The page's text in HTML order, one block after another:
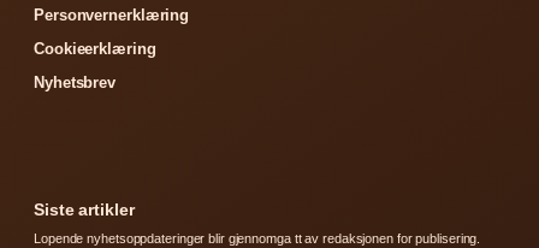
Personvernerklæring
Cookieerklæring
Nyhetsbrev
Siste artikler
Lopende nyhetsoppdateringer blir gjennomga tt av redaksjonen for publisering.